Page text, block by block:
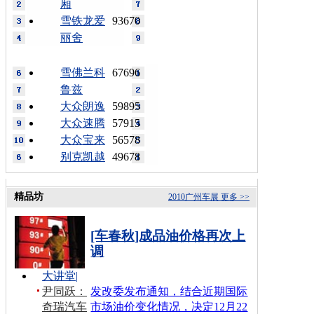
厢
93670
雪铁龙爱
丽舍
67696
雪佛兰科
鲁兹
59895
大众朗逸
57915
大众速腾
56578
大众宝来
49678
别克凯越
更多 >>
2010广州车展
精品坊
[车春秋]成品油价格再次上
调
发改委发布通知，结合近期国际
市场油价变化情况，决定12月22
大讲堂|
尹同跃：
奇瑞汽车